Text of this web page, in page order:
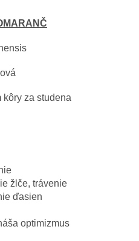
kôry za studena
žlče, trávenie
ďasien
optimizmus